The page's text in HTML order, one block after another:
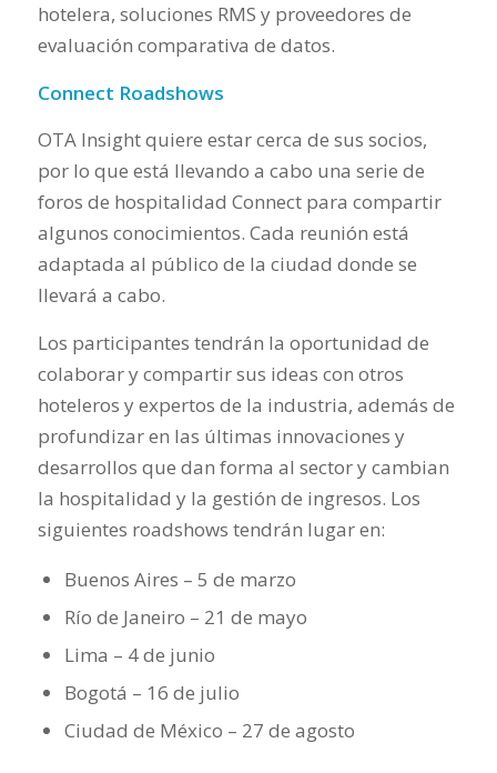
hotelera, soluciones RMS y proveedores de
evaluación comparativa de datos.
Connect Roadshows
OTA Insight quiere estar cerca de sus socios,
por lo que está llevando a cabo una serie de
foros de hospitalidad Connect para compartir
algunos conocimientos. Cada reunión está
adaptada al público de la ciudad donde se
llevará a cabo.
Los participantes tendrán la oportunidad de
colaborar y compartir sus ideas con otros
hoteleros y expertos de la industria, además de
profundizar en las últimas innovaciones y
desarrollos que dan forma al sector y cambian
la hospitalidad y la gestión de ingresos. Los
siguientes roadshows tendrán lugar en:
Buenos Aires – 5 de marzo
Río de Janeiro – 21 de mayo
Lima – 4 de junio
Bogotá – 16 de julio
Ciudad de México – 27 de agosto